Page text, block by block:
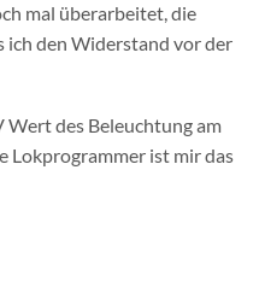
mal überarbeitet, die
ich den Widerstand vor der
Wert des Beleuchtung am
Lokprogrammer ist mir das